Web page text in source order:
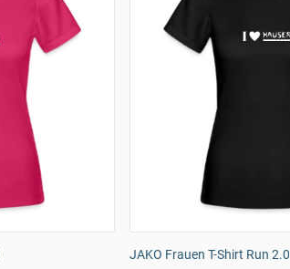
JAKO Frauen T-Shirt Run 2.0